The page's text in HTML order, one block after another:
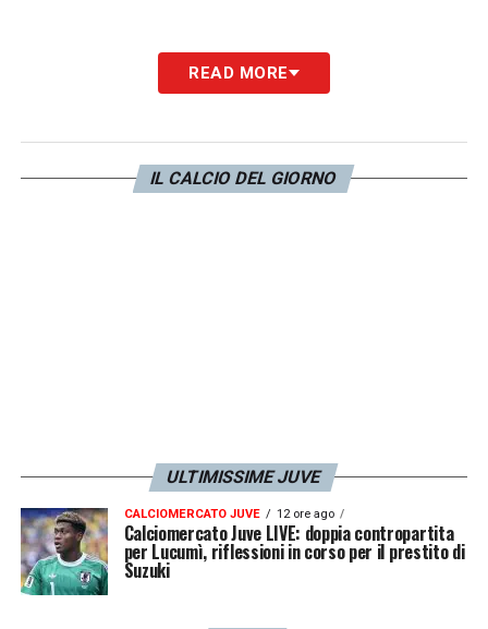
READ MORE
IL CALCIO DEL GIORNO
ULTIMISSIME JUVE
CALCIOMERCATO JUVE 12 ore ago
Calciomercato Juve LIVE: doppia contropartita
per Lucumì, riflessioni in corso per il prestito di
Suzuki